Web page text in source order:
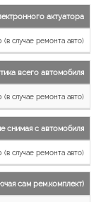
актуатора
(в случае ремонта авто)
всего автомобиля
(в случае ремонта авто)
снимая с автомобиля
(в случае ремонта авто)
сам рем.комплект)